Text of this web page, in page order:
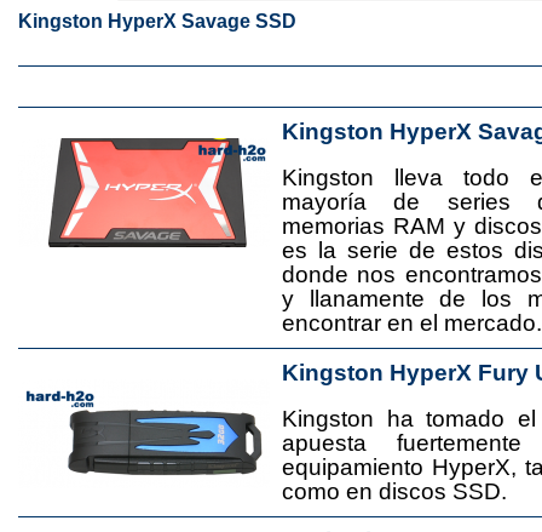
Kingston HyperX Savage SSD
Kingston HyperX
Kingston lleva todo
mayoría de series
memorias RAM y
es la serie de estos
donde nos
y llanamente de los
encontrar en el mercado.
Kingston HyperX Fury
Kingston ha tomado
apuesta
equipamiento HyperX,
como en discos SSD.